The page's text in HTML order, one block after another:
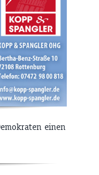
einen